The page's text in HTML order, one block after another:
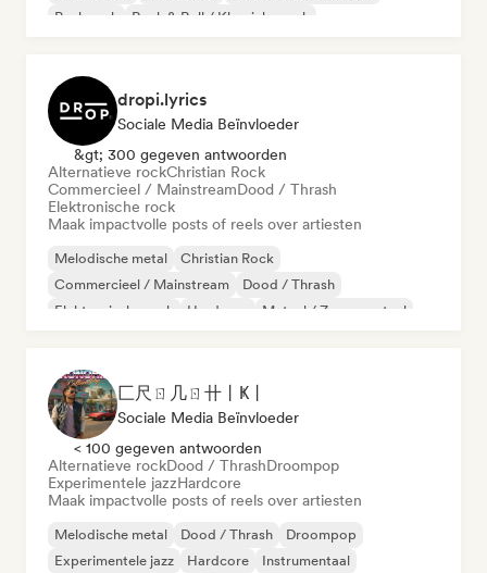
Punk rock
Rock & Roll / Klassieke rock
dropi.lyrics
Sociale Media Beïnvloeder
&gt; 300 gegeven antwoorden
Alternatieve rockChristian Rock
Commercieel / MainstreamDood / Thrash
Elektronische rock
Maak impactvolle posts of reels over artiesten
Melodische metal
Christian Rock
Commercieel / Mainstream
Dood / Thrash
Elektronische rock
Hardcore
Metaal / Zwaar metaal
匚尺ㄖ几ㄖ卄丨Ҝ丨
Sociale Media Beïnvloeder
< 100 gegeven antwoorden
Alternatieve rockDood / ThrashDroompop
Experimentele jazzHardcore
Maak impactvolle posts of reels over artiesten
Melodische metal Dood / Thrash
Droompop
Experimentele jazz
Hardcore
Instrumentaal